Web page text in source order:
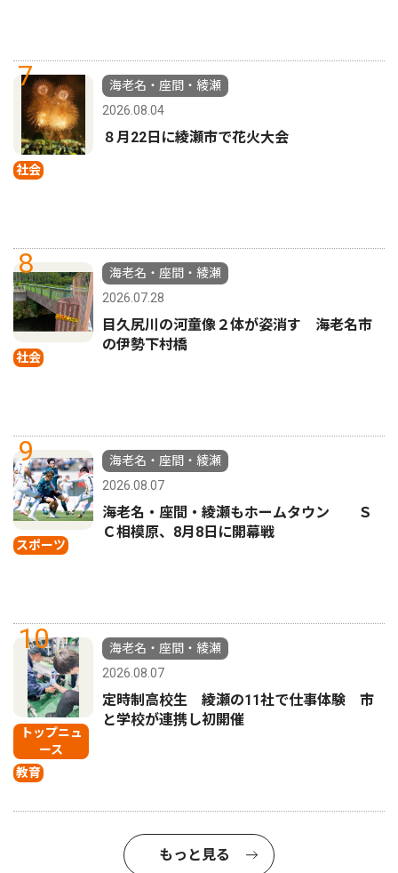
7
社会
海老名・座間・綾瀬
2026.08.04
８月22日に綾瀬市で花火大会
8
社会
海老名・座間・綾瀬
2026.07.28
目久尻川の河童像２体が姿消す 海老名市
の伊勢下村橋
9
スポーツ
海老名・座間・綾瀬
2026.08.07
海老名・座間・綾瀬もホームタウン Ｓ
Ｃ相模原、8月8日に開幕戦
10
トップニュ
ース
教育
海老名・座間・綾瀬
2026.08.07
定時制高校生 綾瀬の11社で仕事体験 市
と学校が連携し初開催
もっと見る